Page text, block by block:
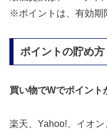
※ポイントは、有効期
ポイントの貯め方
買い物でWでポイント
楽天、Yahoo!、イオ